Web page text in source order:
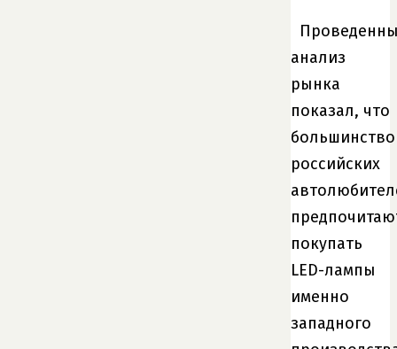
анализ
рынка
показал, что
большинство
российских
покупать
LED-лампы
именно
западного